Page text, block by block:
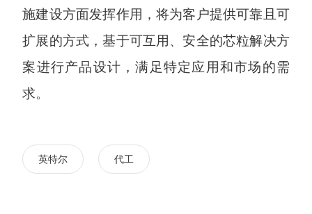
施建设方面发挥作用，将为客户提供可靠且可
扩展的方式，基于可互用、安全的芯粒解决方
案进行产品设计，满足特定应用和市场的需
求。
英特尔 代工